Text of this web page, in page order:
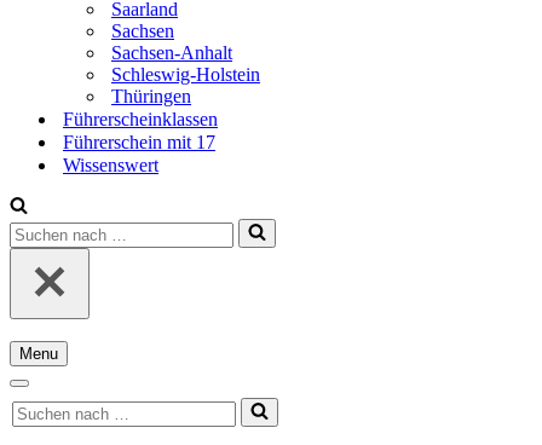
Saarland
Sachsen
Sachsen-Anhalt
Schleswig-Holstein
Thüringen
Führerscheinklassen
Führerschein mit 17
Wissenswert
Suchen
nach …
Menu
Navigationsmenü
Navigationsmenü
Suchen
nach …